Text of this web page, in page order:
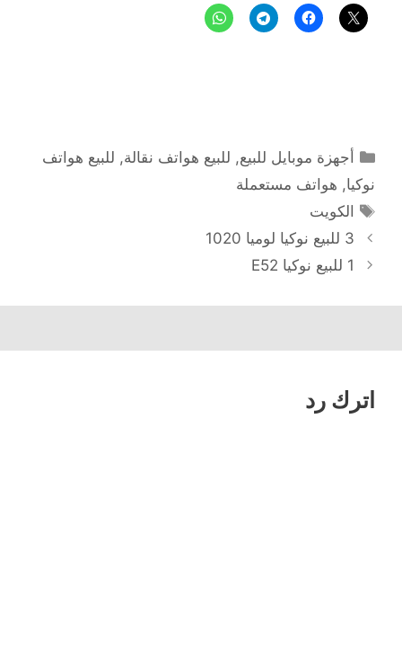
التصنيفات
أجهزة موبايل للبيع, للبيع هواتف نقالة, للبيع هواتف
نوكيا, هواتف مستعملة
الوسوم
الكويت
3 للبيع نوكيا لوميا 1020
1 للبيع نوكيا E52
اترك رد